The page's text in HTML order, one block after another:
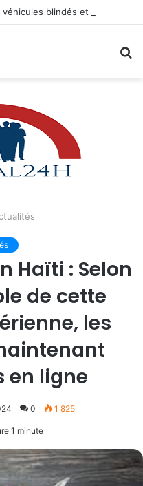
Haïti : Selon
de cette
les
en ligne
0 1 825
1 minute